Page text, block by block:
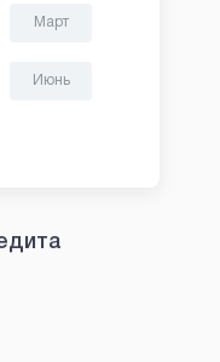
Март
Июнь